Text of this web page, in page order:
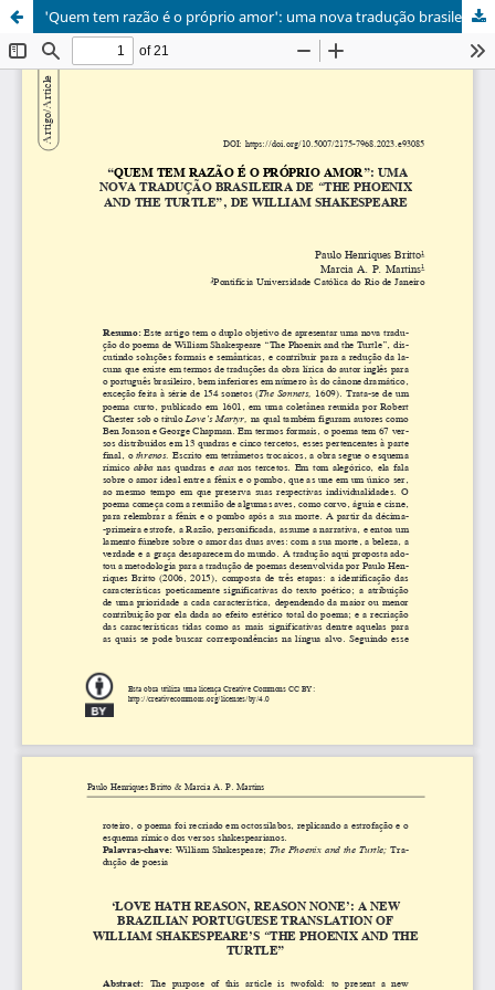
'Quem tem razão é o próprio amor': uma nova tradução brasileira de "The phoenix and the turtle", de William Shakespeare